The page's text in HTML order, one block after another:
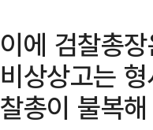
이에 검찰총
비상상고는
찰총이 불복